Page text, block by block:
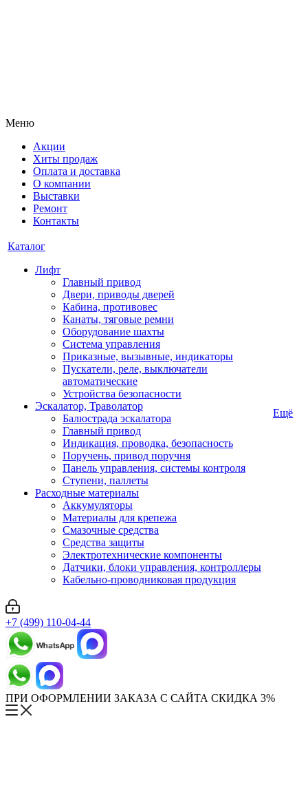
Меню
Акции
Хиты продаж
Оплата и доставка
О компании
Выставки
Ремонт
Контакты
Каталог
Лифт
Главный привод
Двери, приводы дверей
Кабина, противовес
Канаты, тяговые ремни
Оборудование шахты
Система управления
Приказные, вызывные, индикаторы
Пускатели, реле, выключатели
автоматические
Устройства безопасности
Эскалатор, Траволатор
Балюстрада эскалатора
Главный привод
Индикация, проводка, безопасность
Поручень, привод поручня
Панель управления, системы контроля
Ступени, паллеты
Расходные материалы
Аккумуляторы
Материалы для крепежа
Смазочные средства
Средства защиты
Электротехнические компоненты
Датчики, блоки управления, контроллеры
Кабельно-проводниковая продукция
Ещё
+7 (499) 110-04-44
ПРИ ОФОРМЛЕНИИ ЗАКАЗА С САЙТА СКИДКА 3%